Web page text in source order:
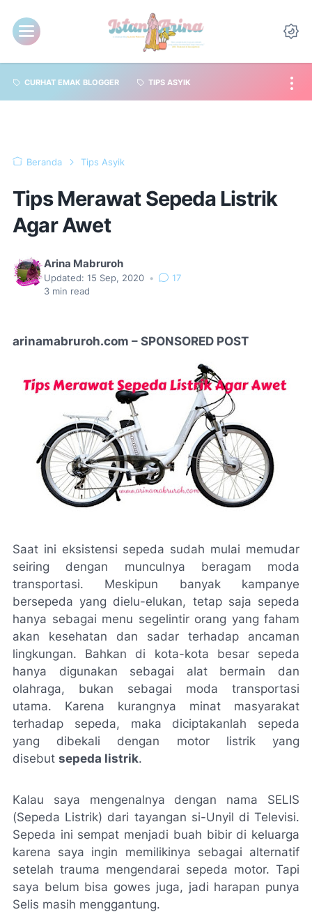
CURHAT EMAK BLOGGER TIPS ASYIK
Beranda Tips Asyik
Tips Merawat Sepeda Listrik
Agar Awet
Arina Mabruroh
Updated: 15 Sep, 2020 •
17
3 min read
arinamabruroh.com – SPONSORED POST
Saat ini eksistensi sepeda sudah mulai memudar
seiring dengan munculnya beragam moda
transportasi. Meskipun banyak kampanye
bersepeda yang dielu-elukan, tetap saja sepeda
hanya sebagai menu segelintir orang yang faham
akan kesehatan dan sadar terhadap ancaman
lingkungan. Bahkan di kota-kota besar sepeda
hanya digunakan sebagai alat bermain dan
olahraga, bukan sebagai moda transportasi
utama. Karena kurangnya minat masyarakat
terhadap sepeda, maka diciptakanlah sepeda
yang dibekali dengan motor listrik yang
disebut sepeda listrik.
Kalau saya mengenalnya dengan nama SELIS
(Sepeda Listrik) dari tayangan si-Unyil di Televisi.
Sepeda ini sempat menjadi buah bibir di keluarga
karena saya ingin memilikinya sebagai alternatif
setelah trauma mengendarai sepeda motor. Tapi
saya belum bisa gowes juga, jadi harapan punya
Selis masih menggantung.